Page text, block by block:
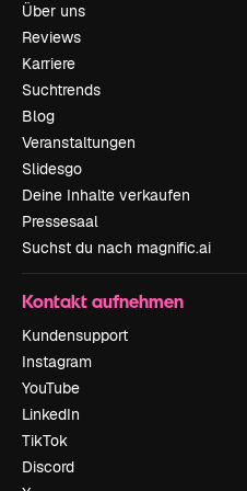
Über uns
Reviews
Karriere
Suchtrends
Blog
Veranstaltungen
Slidesgo
Deine Inhalte verkaufen
Pressesaal
Suchst du nach magnific.ai
Kontakt aufnehmen
Kundensupport
Instagram
YouTube
LinkedIn
TikTok
Discord